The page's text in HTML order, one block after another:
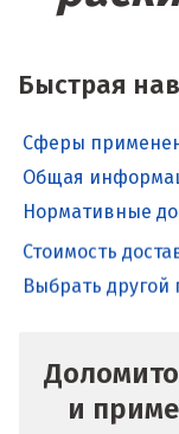
Быстрая
Сферы
Общая
Нормативные
Стоимость
Выбрать другой
и